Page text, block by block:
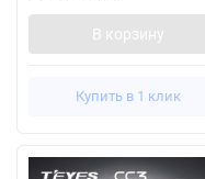
В корзину
Купить в 1 клик